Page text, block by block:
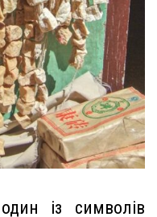
із символів